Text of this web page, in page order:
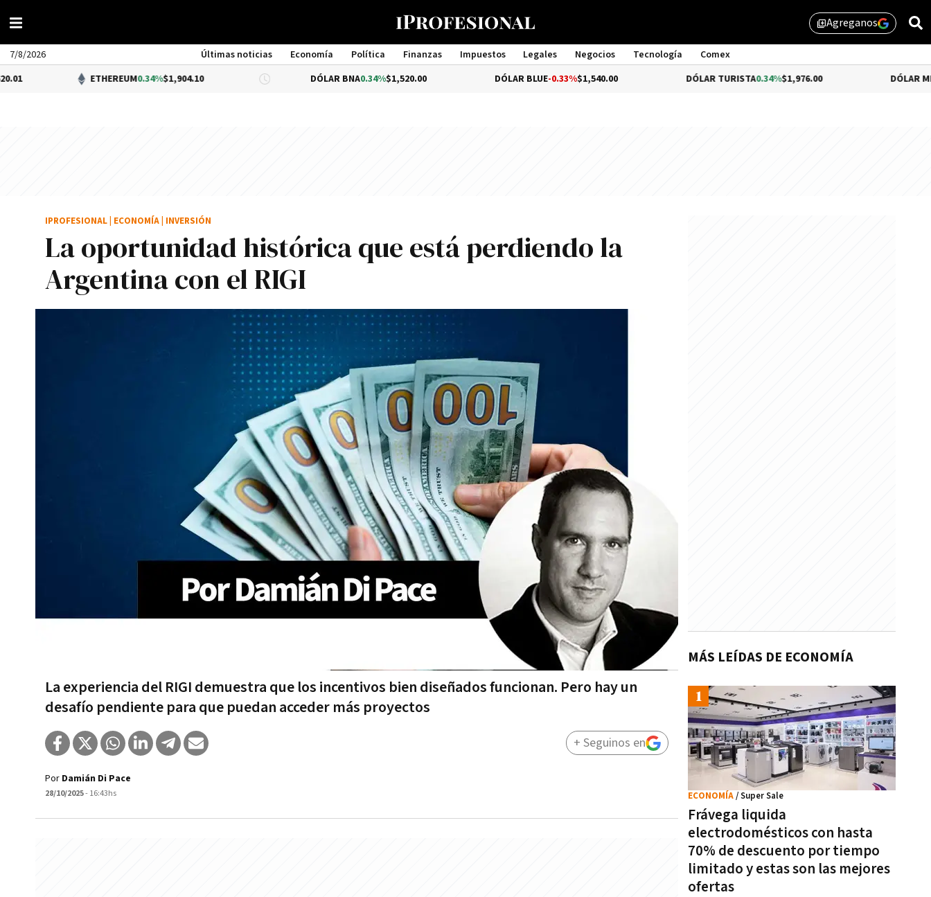
library_addAgreganos
7/8/2026 Últimas noticias Economía Política Finanzas Impuestos Legales Negocios Tecnología
Comex
Management
ETHEREUM 0.34%$1,904.10 DÓLAR BNA 0.34%$1,520.00 DÓLAR BLUE-0.33%$1,540.00 DÓLAR TURISTA0.34%$1,976.00 DÓLAR MEP
La oportunidad histórica que está perdiendo la
Argentina con el RIGI
La experiencia del RIGI demuestra que los incentivos bien diseñados funcionan. Pero hay un
desafío pendiente para que puedan acceder más proyectos
IPROFESIONAL ECONOMÍA INVERSIÓN
Por Damián Di Pace
28/10/2025- 16:43hs
+ Seguinos en
MÁS LEÍDAS DE ECONOMÍA
Frávega liquida
electrodomésticos con hasta
70% de descuento por tiempo
limitado y estas son las mejores
ofertas
ECONOMÍA/ Super Sale